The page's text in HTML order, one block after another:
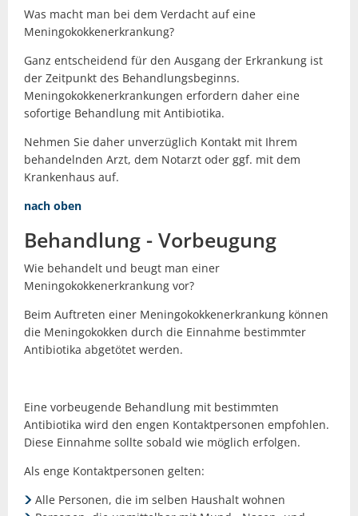
Was macht man bei dem Verdacht auf eine
Meningokokkenerkrankung?
Ganz entscheidend für den Ausgang der Erkrankung ist
der Zeitpunkt des Behandlungsbeginns.
Meningokokkenerkrankungen erfordern daher eine
sofortige Behandlung mit Antibiotika.
Nehmen Sie daher unverzüglich Kontakt mit Ihrem
behandelnden Arzt, dem Notarzt oder ggf. mit dem
Krankenhaus auf.
nach oben
Behandlung - Vorbeugung
Wie behandelt und beugt man einer
Meningokokkenerkrankung vor?
Beim Auftreten einer Meningokokkenerkrankung können
die Meningokokken durch die Einnahme bestimmter
Antibiotika abgetötet werden.
Eine vorbeugende Behandlung mit bestimmten
Antibiotika wird den engen Kontaktpersonen empfohlen.
Diese Einnahme sollte sobald wie möglich erfolgen.
Als enge Kontaktpersonen gelten:
Alle Personen, die im selben Haushalt wohnen